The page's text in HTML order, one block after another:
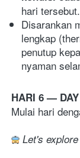
hari tersebut.
Disarankan
lengkap
penutup
nyaman
HARI 6 —
Mulai hari
Let's